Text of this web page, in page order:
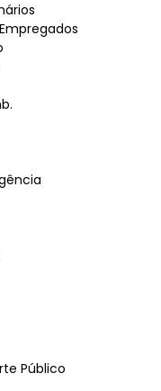
Público